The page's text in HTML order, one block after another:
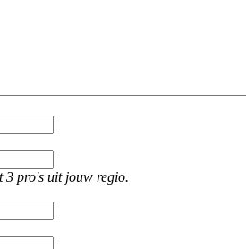
3 pro's uit jouw regio.